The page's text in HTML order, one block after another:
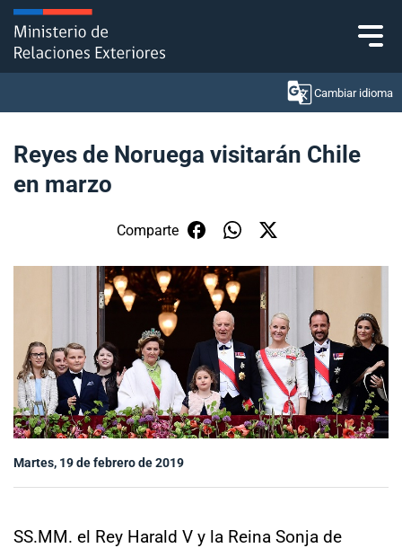
Click acá para ir directamente al contenido
Cambiar idioma
Ministerio
Política Exterior
Embajadas y consulados
Servicios ciudadanos
Subsecretaría de Relaciones Económicas
Internacionales
Sala de prensa
Reyes de Noruega visitarán Chile
en marzo
Comparte
Martes, 19 de febrero de 2019
SS.MM. el Rey Harald V y la Reina Sonja de